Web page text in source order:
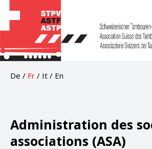
De / Fr / It / En
Administration des
associations (ASA)